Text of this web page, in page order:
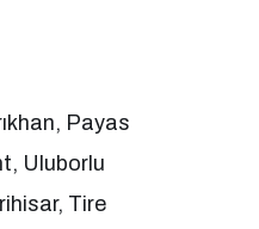
Payas
Uluborlu
Tire